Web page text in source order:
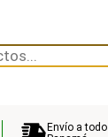
Envío a todo